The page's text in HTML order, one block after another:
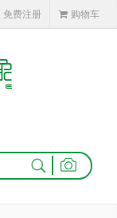
免费注册 购物车
|